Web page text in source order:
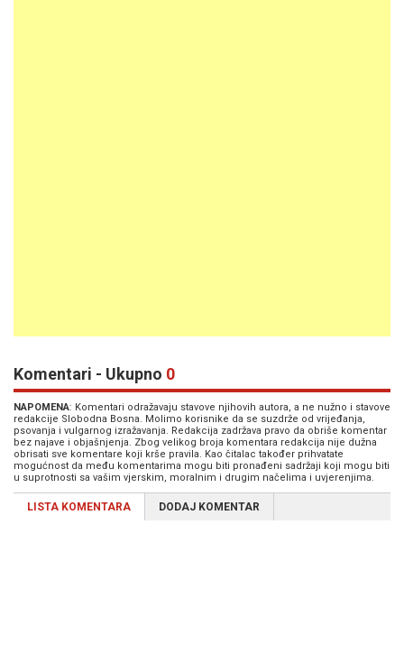
Komentari - Ukupno 0
NAPOMENA: Komentari odražavaju stavove njihovih autora, a ne nužno i stavove
redakcije Slobodna Bosna. Molimo korisnike da se suzdrže od vrijeđanja,
psovanja i vulgarnog izražavanja. Redakcija zadržava pravo da obriše komentar
bez najave i objašnjenja. Zbog velikog broja komentara redakcija nije dužna
obrisati sve komentare koji krše pravila. Kao čitalac također prihvatate
mogućnost da među komentarima mogu biti pronađeni sadržaji koji mogu biti
u suprotnosti sa vašim vjerskim, moralnim i drugim načelima i uvjerenjima.
LISTA KOMENTARA DODAJ KOMENTAR